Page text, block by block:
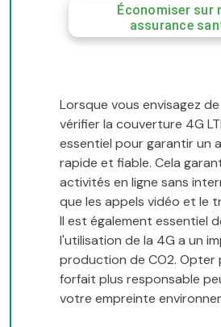
Économiser sur
assurance
Lorsque vous envisagez
vérifier la couverture 4G
essentiel pour garantir un
rapide et fiable. Cela
activités en ligne sans
que les appels vidéo et le
Il est également essentiel
l'utilisation de la 4G a un
production de CO2. Opter
forfait plus responsable
votre empreinte